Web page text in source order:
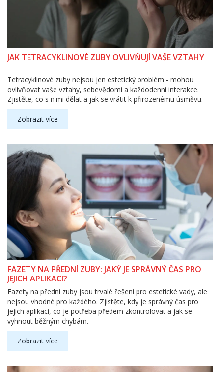
JAK TETRACYKLINOVÉ ZUBY OVLIVŇUJÍ VAŠE VZTAHY
Tetracyklinové zuby nejsou jen estetický problém - mohou
ovlivňovat vaše vztahy, sebevědomí a každodenní interakce.
Zjistěte, co s nimi dělat a jak se vrátit k přirozenému úsměvu.
Zobrazit více
FAZETY NA PŘEDNÍ ZUBY: JAKÝ JE SPRÁVNÝ ČAS PRO
JEJICH APLIKACI?
Fazety na přední zuby jsou trvalé řešení pro estetické vady, ale
nejsou vhodné pro každého. Zjistěte, kdy je správný čas pro
jejich aplikaci, co je potřeba předem zkontrolovat a jak se
vyhnout běžným chybám.
Zobrazit více